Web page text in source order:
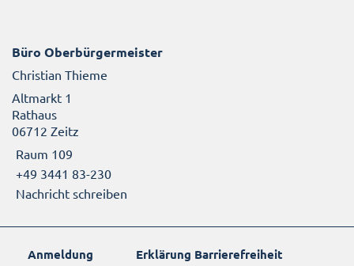
Büro Oberbürgermeister
Christian Thieme
Altmarkt 1
Rathaus
06712 Zeitz
Raum 109
+49 3441 83-230
Nachricht schreiben
Anmeldung Erklärung Barrierefreiheit